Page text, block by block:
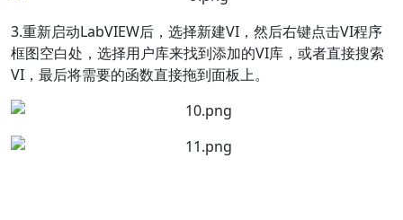
3.重新启动LabVIEW后，选择新建VI，然后右键点击VI程序
框图空白处，选择用户库来找到添加的VI库，或者直接搜索
VI，最后将需要的函数直接拖到面板上。